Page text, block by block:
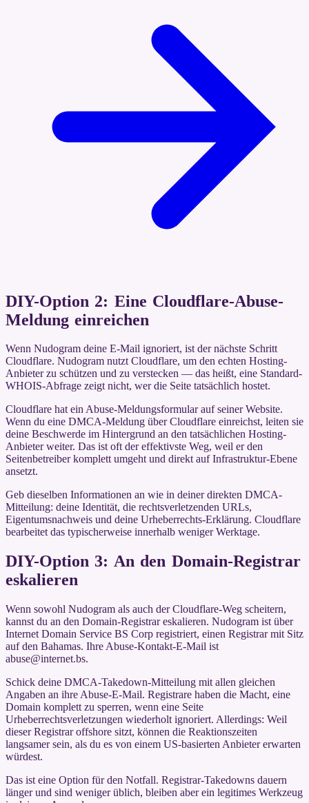
DIY-Option 2: Eine Cloudflare-Abuse-
Meldung einreichen
Wenn Nudogram deine E-Mail ignoriert, ist der nächste Schritt
Cloudflare. Nudogram nutzt Cloudflare, um den echten Hosting-
Anbieter zu schützen und zu verstecken — das heißt, eine Standard-
WHOIS-Abfrage zeigt nicht, wer die Seite tatsächlich hostet.
Cloudflare hat ein Abuse-Meldungsformular auf seiner Website.
Wenn du eine DMCA-Meldung über Cloudflare einreichst, leiten sie
deine Beschwerde im Hintergrund an den tatsächlichen Hosting-
Anbieter weiter. Das ist oft der effektivste Weg, weil er den
Seitenbetreiber komplett umgeht und direkt auf Infrastruktur-Ebene
ansetzt.
Geb dieselben Informationen an wie in deiner direkten DMCA-
Mitteilung: deine Identität, die rechtsverletzenden URLs,
Eigentumsnachweis und deine Urheberrechts-Erklärung. Cloudflare
bearbeitet das typischerweise innerhalb weniger Werktage.
DIY-Option 3: An den Domain-Registrar
eskalieren
Wenn sowohl Nudogram als auch der Cloudflare-Weg scheitern,
kannst du an den Domain-Registrar eskalieren. Nudogram ist über
Internet Domain Service BS Corp registriert, einen Registrar mit Sitz
auf den Bahamas. Ihre Abuse-Kontakt-E-Mail ist
abuse@internet.bs.
Schick deine DMCA-Takedown-Mitteilung mit allen gleichen
Angaben an ihre Abuse-E-Mail. Registrare haben die Macht, eine
Domain komplett zu sperren, wenn eine Seite
Urheberrechtsverletzungen wiederholt ignoriert. Allerdings: Weil
dieser Registrar offshore sitzt, können die Reaktionszeiten
langsamer sein, als du es von einem US-basierten Anbieter erwarten
würdest.
Das ist eine Option für den Notfall. Registrar-Takedowns dauern
länger und sind weniger üblich, bleiben aber ein legitimes Werkzeug